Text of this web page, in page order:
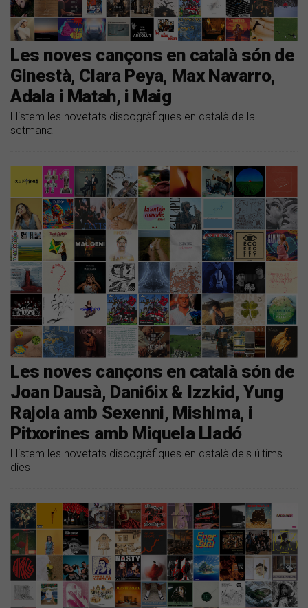
Les noves cançons en català són de
Ginestà, Clara Peya, Max Navarro,
Adala i Matah, i Maig
Llistem les novetats discogràfiques en català de la
setmana
Les noves cançons en català són de
Joan Dausà, Dani6ix & Izzkid, Yung
Rajola amb Sexenni, Mishima, i
Pitxorines amb Miquela Lladó
Llistem les novetats discogràfiques en català dels últims
dies